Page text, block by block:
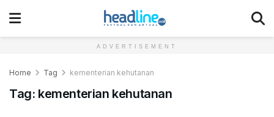
ADVERTISEMENT
Home Tag kementerian kehutanan
Tag: kementerian kehutanan